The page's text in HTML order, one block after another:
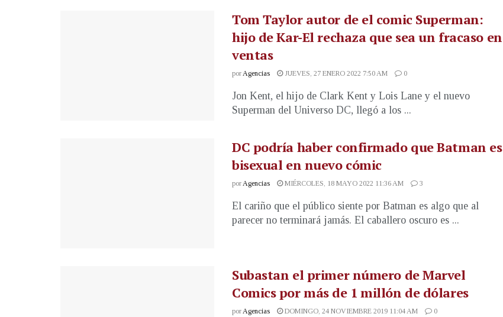
Tom Taylor autor de el comic Superman:
hijo de Kar-El rechaza que sea un fracaso en
ventas
porAgencias JUEVES, 27 ENERO 2022 7:50 AM 0
Jon Kent, el hijo de Clark Kent y Lois Lane y el nuevo
Superman del Universo DC, llegó a los ...
DC podría haber confirmado que Batman es
bisexual en nuevo cómic
por Agencias MIÉRCOLES, 18 MAYO 2022 11:36 AM 3
El cariño que el público siente por Batman es algo que al
parecer no terminará jamás. El caballero oscuro es ...
Subastan el primer número de Marvel
Comics por más de 1 millón de dólares
por Agencias DOMINGO, 24 NOVIEMBRE 2019 11:04 AM 0